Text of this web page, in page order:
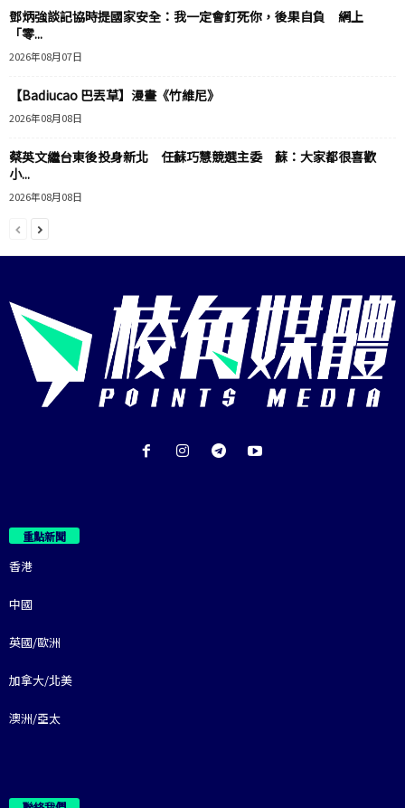
鄧炳強談記協時提國家安全：我一定會釘死你，後果自負 網上
「零...
2026年08月07日
【Badiucao 巴丟草】漫畫《竹維尼》
2026年08月08日
蔡英文繼台東後投身新北 任蘇巧慧競選主委 蘇：大家都很喜歡
小...
2026年08月08日
重點新聞
香港
中國
英國/歐洲
加拿大/北美
澳洲/亞太